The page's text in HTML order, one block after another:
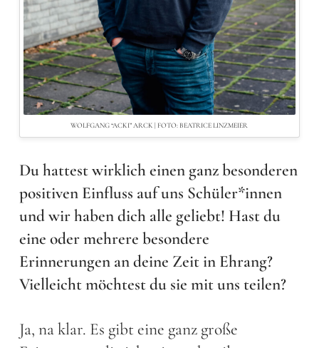
WOLFGANG “ACKI” ARCK | FOTO: BEATRICE LINZMEIER
Du hattest wirklich einen ganz besonderen
positiven Einfluss auf uns Schüler*innen
und wir haben dich alle geliebt! Hast du
eine oder mehrere besondere
Erinnerungen an deine Zeit in Ehrang?
Vielleicht möchtest du sie mit uns teilen?
Ja, na klar. Es gibt eine ganz große